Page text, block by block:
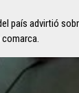
país advirtió